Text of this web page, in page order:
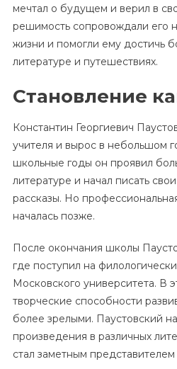
мечтал о будущем и верил в
решимость сопровождали его
жизни и помогли ему достичь
литературе и путешествиях.
Становление
Константин Георгиевич
учителя и вырос в небольшом
школьные годы он проявил
литературе и начал писать
рассказы. Но
началась позже.
После окончания школы
где поступил на
Московского университета. В
творческие способности
более зрелыми. Паустовский
произведения в различных
стал заметным